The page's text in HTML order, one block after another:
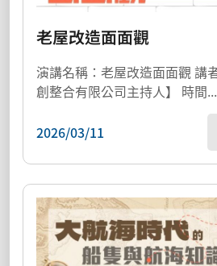
老屋改造面面觀
演講名稱：老屋改造面面觀 講者：吳宜晏【建走共
創整合有限公司主持人】 時間...
2026/03/11